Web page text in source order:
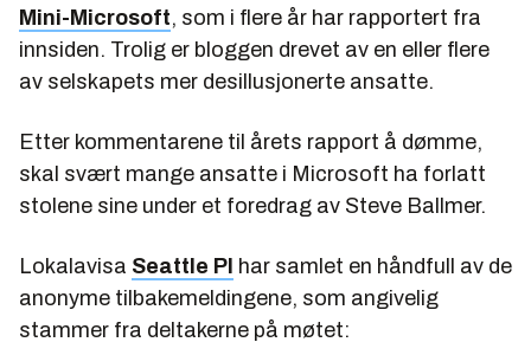
Mini-Microsoft, som i flere år har rapportert fra
innsiden. Trolig er bloggen drevet av en eller flere
av selskapets mer desillusjonerte ansatte.
Etter kommentarene til årets rapport å dømme,
skal svært mange ansatte i Microsoft ha forlatt
stolene sine under et foredrag av Steve Ballmer.
Lokalavisa Seattle PI har samlet en håndfull av de
anonyme tilbakemeldingene, som angivelig
stammer fra deltakerne på møtet: